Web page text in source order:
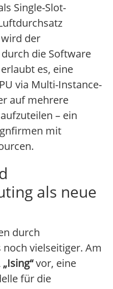
Single-Slot-
der
die Software
erlaubt es, eine
via Multi-Instance-
auf mehrere
– ein
mit
als neue
durch
noch vielseitiger. Am
„Ising“vor, eine
für die